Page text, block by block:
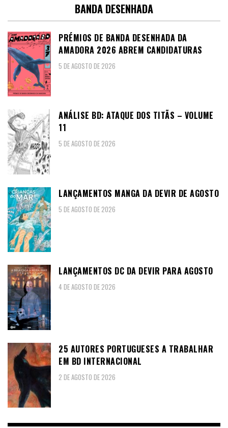
BANDA DESENHADA
PRÉMIOS DE BANDA DESENHADA DA
AMADORA 2026 ABREM CANDIDATURAS
5 DE AGOSTO DE 2026
ANÁLISE BD: ATAQUE DOS TITÃS – VOLUME
11
5 DE AGOSTO DE 2026
LANÇAMENTOS MANGA DA DEVIR DE AGOSTO
5 DE AGOSTO DE 2026
LANÇAMENTOS DC DA DEVIR PARA AGOSTO
4 DE AGOSTO DE 2026
25 AUTORES PORTUGUESES A TRABALHAR
EM BD INTERNACIONAL
2 DE AGOSTO DE 2026